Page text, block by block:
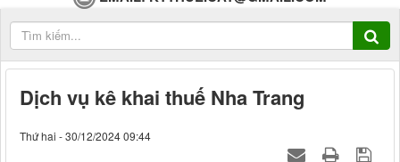
Dịch vụ kê khai thuế Nha Trang
Thứ hai - 30/12/2024 09:44